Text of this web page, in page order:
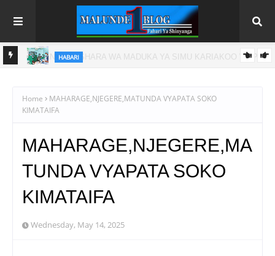
HABARI
Home
MAHARAGE,NJEGERE,MATUNDA VYAPATA SOKO
KIMATAIFA
MAHARAGE,NJEGERE,MA
TUNDA VYAPATA SOKO
KIMATAIFA
Wednesday, May 14, 2025